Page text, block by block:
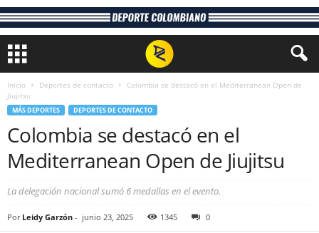
Inicio Deportes de contacto
Colombia se destacó en el Mediterranean Open de
Jiujitsu
MÁS DEPORTES DEPORTES DE CONTACTO
Colombia se destacó en el
Mediterranean Open de Jiujitsu
La delegación nacional sumó 6 medallas en el evento.
Por Leidy Garzón - junio 23, 2025 1345 0